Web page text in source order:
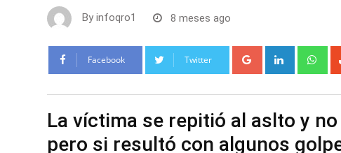
By infoqro1 8 meses ago
Facebook Twitter Google+ LinkedIn
La víctima se repitió al aslto y
pero si resultó con algunos